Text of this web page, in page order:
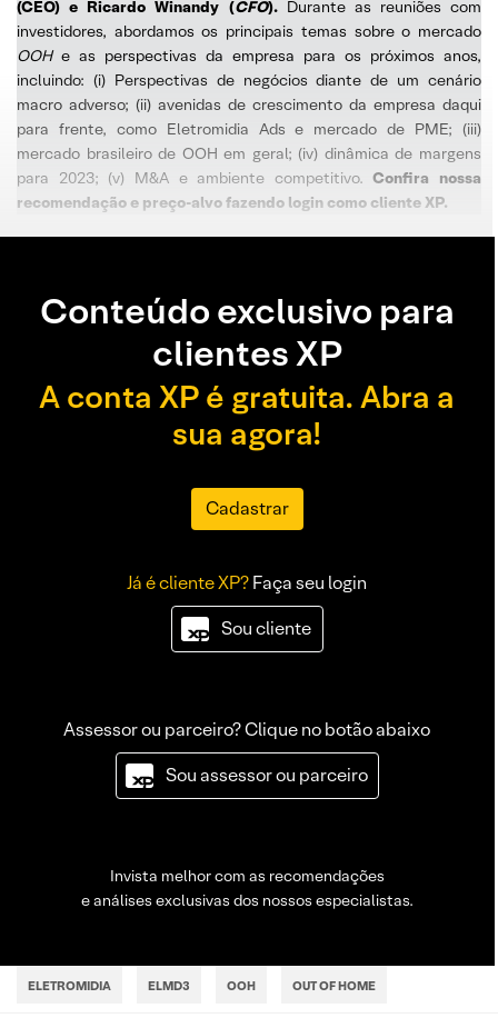
(CEO) e Ricardo Winandy (CFO).Durante as reuniões com
investidores, abordamos os principais temas sobre o mercado
OOH e as perspectivas da empresa para os próximos anos,
incluindo: (i) Perspectivas de negócios diante de um cenário
macro adverso; (ii) avenidas de crescimento da empresa daqui
para frente, como Eletromidia Ads e mercado de PME; (iii)
mercado brasileiro de OOH em geral; (iv) dinâmica de margens
para 2023; (v) M&A e ambiente competitivo.Confira nossa
recomendação e preço-alvo fazendo login como cliente XP.
Conteúdo exclusivo para
clientes XP
A conta XP é gratuita. Abra a
sua agora!
Cadastrar
Já é cliente XP?Faça seu login
Sou cliente
Assessor ou parceiro? Clique no botão abaixo
Sou assessor ou parceiro
Invista melhor com as recomendações
e análises exclusivas dos nossos especialistas.
ELETROMIDIA ELMD3 OOH OUT OF HOME